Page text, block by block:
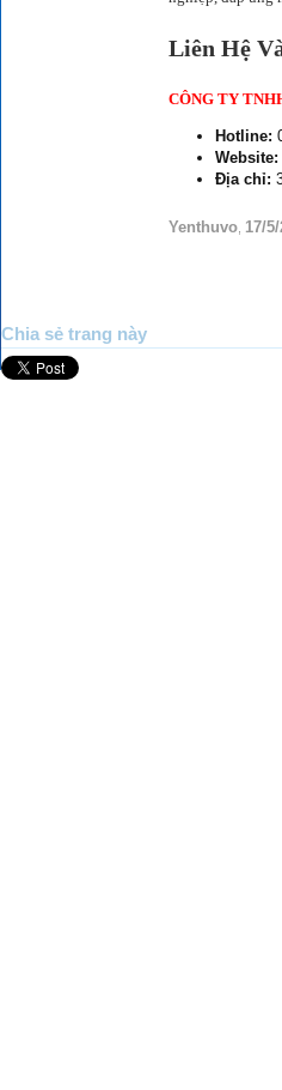
Liên Hệ
CÔNG TY
Hotline:
Website:
Địa chỉ:
Yenthuvo 17/
Chia sẻ trang này